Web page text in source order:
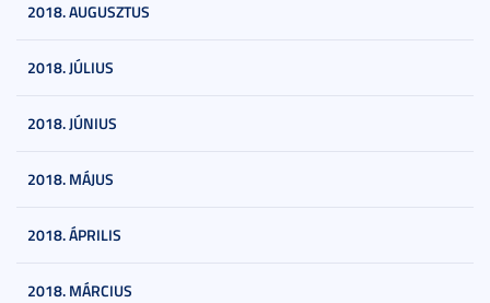
2018. AUGUSZTUS
2018. JÚLIUS
2018. JÚNIUS
2018. MÁJUS
2018. ÁPRILIS
2018. MÁRCIUS